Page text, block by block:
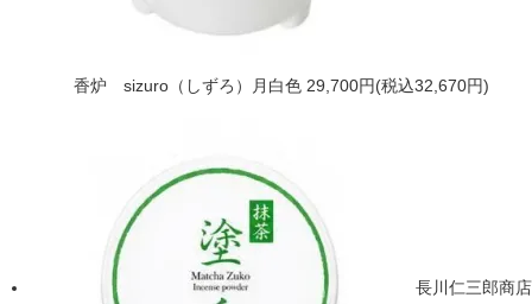
香炉 sizuro（しずろ）月白色 29,700円(税込32,670円)
長川仁三郎商店